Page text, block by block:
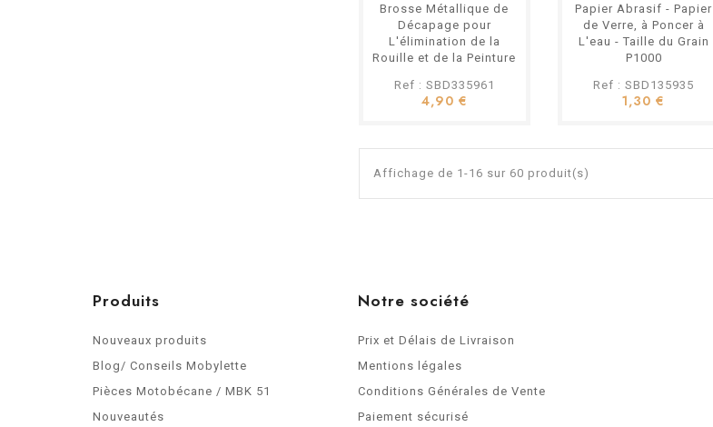
Brosse Métallique de
Décapage pour
L'élimination de la
Rouille et de la Peinture
Ref : SBD335961
4,90 €
Papier Abrasif - Papier
de Verre, à Poncer à
L'eau - Taille du Grain
P1000
Ref : SBD135935
1,30 €
Affichage de 1-16 sur 60 produit(s)
Produits
Nouveaux produits
Blog/ Conseils Mobylette
Pièces Motobécane / MBK 51
Nouveautés
Notre société
Prix et Délais de Livraison
Mentions légales
Conditions Générales de Vente
Paiement sécurisé